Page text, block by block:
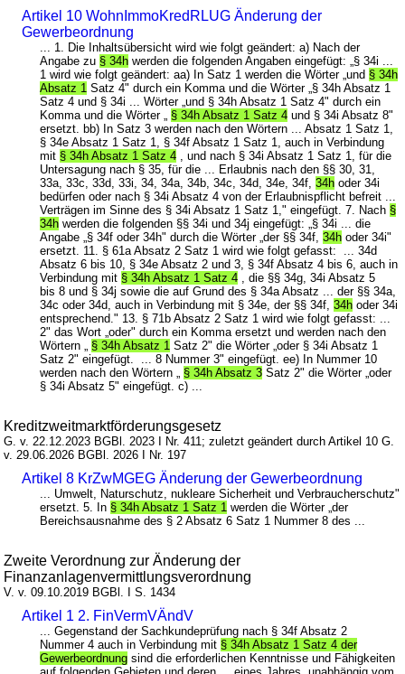
Artikel 10 WohnImmoKredRLUG Änderung der
Gewerbeordnung
... 1. Die Inhaltsübersicht wird wie folgt geändert: a) Nach der
Angabe zu § 34h werden die folgenden Angaben eingefügt: „§ 34i ...
1 wird wie folgt geändert: aa) In Satz 1 werden die Wörter „und § 34h
Absatz 1 Satz 4" durch ein Komma und die Wörter „§ 34h Absatz 1
Satz 4 und § 34i ... Wörter „und § 34h Absatz 1 Satz 4" durch ein
Komma und die Wörter „ § 34h Absatz 1 Satz 4 und § 34i Absatz 8"
ersetzt. bb) In Satz 3 werden nach den Wörtern ... Absatz 1 Satz 1,
§ 34e Absatz 1 Satz 1, § 34f Absatz 1 Satz 1, auch in Verbindung
mit § 34h Absatz 1 Satz 4 , und nach § 34i Absatz 1 Satz 1, für die
Untersagung nach § 35, für die ... Erlaubnis nach den §§ 30, 31,
33a, 33c, 33d, 33i, 34, 34a, 34b, 34c, 34d, 34e, 34f,34h oder 34i
bedürfen oder nach § 34i Absatz 4 von der Erlaubnispflicht befreit ...
Verträgen im Sinne des § 34i Absatz 1 Satz 1," eingefügt. 7. Nach §
34h werden die folgenden §§ 34i und 34j eingefügt: „§ 34i ... die
Angabe „§ 34f oder 34h" durch die Wörter „der §§ 34f,34h oder 34i"
ersetzt. 11. § 61a Absatz 2 Satz 1 wird wie folgt gefasst: ... 34d
Absatz 6 bis 10, § 34e Absatz 2 und 3, § 34f Absatz 4 bis 6, auch in
Verbindung mit § 34h Absatz 1 Satz 4 , die §§ 34g, 34i Absatz 5
bis 8 und § 34j sowie die auf Grund des § 34a Absatz ... der §§ 34a,
34c oder 34d, auch in Verbindung mit § 34e, der §§ 34f,34h oder 34i
entsprechend." 13. § 71b Absatz 2 Satz 1 wird wie folgt gefasst: ...
2" das Wort „oder" durch ein Komma ersetzt und werden nach den
Wörtern „ § 34h Absatz 1 Satz 2" die Wörter „oder § 34i Absatz 1
Satz 2" eingefügt. ... 8 Nummer 3" eingefügt. ee) In Nummer 10
werden nach den Wörtern „ § 34h Absatz 3 Satz 2" die Wörter „oder
§ 34i Absatz 5" eingefügt. c) ...
Kreditzweitmarktförderungsgesetz
G. v. 22.12.2023 BGBl. 2023 I Nr. 411; zuletzt geändert durch Artikel 10 G.
v. 29.06.2026 BGBl. 2026 I Nr. 197
Artikel 8 KrZwMGEG Änderung der Gewerbeordnung
... Umwelt, Naturschutz, nukleare Sicherheit und Verbraucherschutz"
ersetzt. 5. In § 34h Absatz 1 Satz 1 werden die Wörter „der
Bereichsausnahme des § 2 Absatz 6 Satz 1 Nummer 8 des ...
Zweite Verordnung zur Änderung der
Finanzanlagenvermittlungsverordnung
V. v. 09.10.2019 BGBl. I S. 1434
Artikel 1 2. FinVermVÄndV
... Gegenstand der Sachkundeprüfung nach § 34f Absatz 2
Nummer 4 auch in Verbindung mit § 34h Absatz 1 Satz 4 der
Gewerbeordnung sind die erforderlichen Kenntnisse und Fähigkeiten